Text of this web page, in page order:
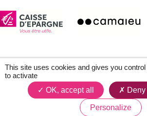
Plan du site Contacts
This site uses cookies and gives you
to activate
OK, accept all
Personalize